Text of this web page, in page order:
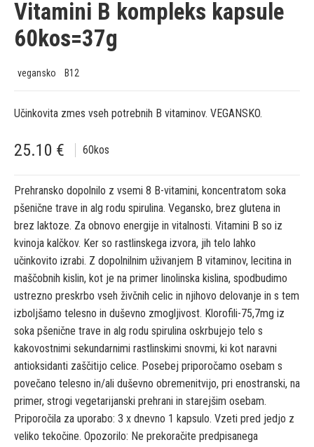
Vitamini B kompleks kapsule
60kos=37g
vegansko B12
Učinkovita zmes vseh potrebnih B vitaminov. VEGANSKO.
25.10 € 60kos
Prehransko dopolnilo z vsemi 8 B-vitamini, koncentratom soka
pšenične trave in alg rodu spirulina. Vegansko, brez glutena in
brez laktoze. Za obnovo energije in vitalnosti. Vitamini B so iz
kvinoja kalčkov. Ker so rastlinskega izvora, jih telo lahko
učinkovito izrabi. Z dopolnilnim uživanjem B vitaminov, lecitina in
maščobnih kislin, kot je na primer linolinska kislina, spodbudimo
ustrezno preskrbo vseh živčnih celic in njihovo delovanje in s tem
izboljšamo telesno in duševno zmogljivost. Klorofili-75,7mg iz
soka pšenične trave in alg rodu spirulina oskrbujejo telo s
kakovostnimi sekundarnimi rastlinskimi snovmi, ki kot naravni
antioksidanti zaščitijo celice. Posebej priporočamo osebam s
povečano telesno in/ali duševno obremenitvijo, pri enostranski, na
primer, strogi vegetarijanski prehrani in starejšim osebam.
Priporočila za uporabo: 3 x dnevno 1 kapsulo. Vzeti pred jedjo z
veliko tekočine. Opozorilo: Ne prekoračite predpisanega